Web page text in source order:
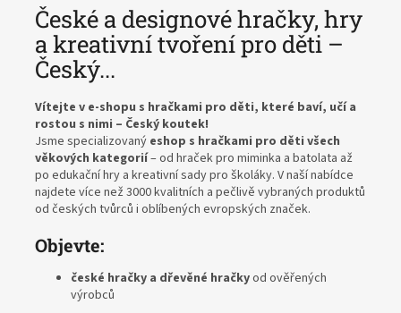
České a designové hračky, hry
a kreativní tvoření pro děti –
Český...
Vítejte v e-shopu s hračkami pro děti, které baví, učí a
rostou s nimi – Český koutek!
Jsme specializovaný eshop s hračkami pro děti všech
věkových kategorií– od hraček pro miminka a batolata až
po edukační hry a kreativní sady pro školáky. V naší nabídce
najdete více než 3000 kvalitních a pečlivě vybraných produktů
od českých tvůrců i oblíbených evropských značek.
Objevte:
české hračky a dřevěné hračkyod ověřených
výrobců